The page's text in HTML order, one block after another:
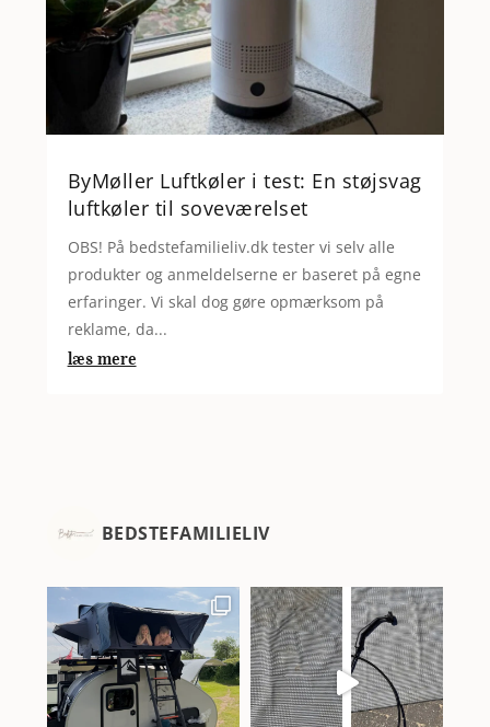
ByMøller Luftkøler i test: En støjsvag
luftkøler til soveværelset
OBS! På bedstefamilieliv.dk tester vi selv alle
produkter og anmeldelserne er baseret på egne
erfaringer. Vi skal dog gøre opmærksom på
reklame, da...
læs mere
BEDSTEFAMILIELIV